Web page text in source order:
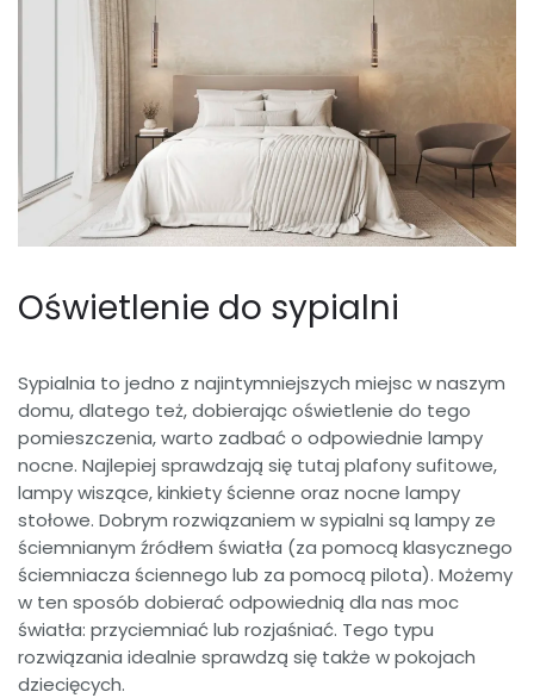
Oświetlenie do sypialni
Sypialnia to jedno z najintymniejszych miejsc w naszym
domu, dlatego też, dobierając oświetlenie do tego
pomieszczenia, warto zadbać o odpowiednie lampy
nocne. Najlepiej sprawdzają się tutaj plafony sufitowe,
lampy wiszące, kinkiety ścienne oraz nocne lampy
stołowe. Dobrym rozwiązaniem w sypialni są lampy ze
ściemnianym źródłem światła (za pomocą klasycznego
ściemniacza ściennego lub za pomocą pilota). Możemy
w ten sposób dobierać odpowiednią dla nas moc
światła: przyciemniać lub rozjaśniać. Tego typu
rozwiązania idealnie sprawdzą się także w pokojach
dziecięcych.